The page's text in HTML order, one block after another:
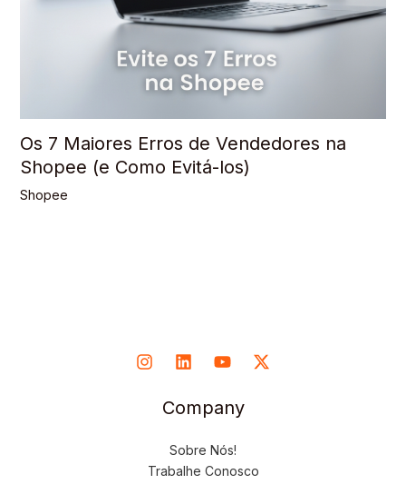
Os 7 Maiores Erros de Vendedores na
Shopee (e Como Evitá-los)
Shopee
Company
Sobre Nós!
Trabalhe Conosco